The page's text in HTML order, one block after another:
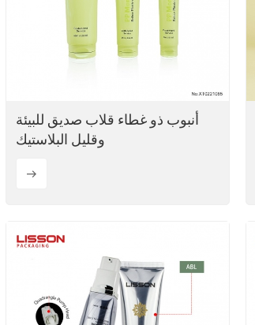
أنبوب ذو غطاء قلاب صديق للبيئة
وقليل البلاستيك